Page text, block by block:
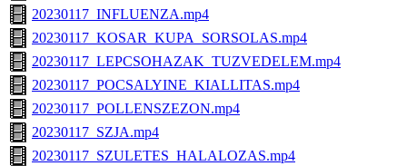
20230117_INFLUENZA.mp4
20230117_KOSAR_KUPA_SORSOLAS.mp4
20230117_LEPCSOHAZAK_TUZVEDELEM.mp4
20230117_POCSALYINE_KIALLITAS.mp4
20230117_POLLENSZEZON.mp4
20230117_SZJA.mp4
20230117_SZULETES_HALALOZAS.mp4